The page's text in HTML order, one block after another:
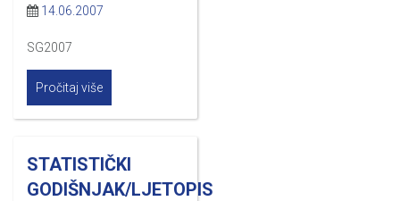
14.06.2007
SG2007
Pročitaj više
STATISTIČKI
GODIŠNJAK/LJETOPIS